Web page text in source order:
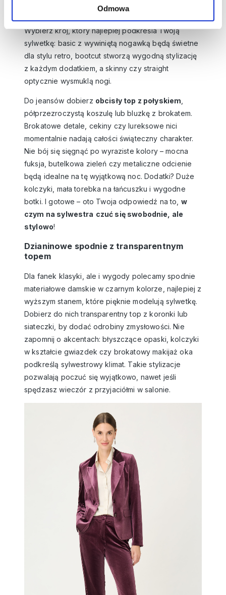
Odmowa
ponadczasowy element garderoby zyskuje
Wybierz krój, który najlepiej podkreśla Twoją
sylwetkę: basic z wywiniętą nogawką będą świetne
dla stylu retro, bootcut stworzą wygodną stylizację
z każdym dodatkiem, a skinny czy straight
optycznie wysmuklą nogi.
Do jeansów dobierz obcisły top z połyskiem
półprzezroczystą koszulę lub bluzkę z brokatem.
Brokatowe detale, cekiny czy lureksowe nici
momentalnie nadają całości świąteczny charakter.
Nie bój się sięgnąć po wyraziste kolory – mocna
fuksja, butelkowa zieleń czy metaliczne odcienie
będą idealne na tę wyjątkową noc. Dodatki? Duże
kolczyki, mała torebka na łańcuszku i wygodne
botki. I gotowe – oto Twoja odpowiedź na to, w
czym na sylwestra czuć się swobodnie, ale
stylowo!
Dzianinowe spodnie z transparentnym
topem
Dla fanek klasyki, ale i wygody polecamyspodnie
materiałowe damskie w czarnym kolorze, najlepiej z
wyższym stanem, które pięknie modelują sylwetkę.
Dobierz do nich transparentny top z koronki lub
siateczki, by dodać odrobiny zmysłowości. Nie
zapomnij o akcentach: błyszczące opaski, kolczyki
w kształcie gwiazdek czy brokatowy makijaż oka
podkreślą sylwestrowy klimat. Takie stylizacje
pozwalają poczuć się wyjątkowo, nawet jeśli
spędzasz wieczór z przyjaciółmi w salonie.